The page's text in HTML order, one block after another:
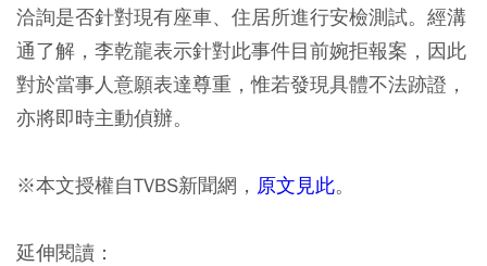
洽詢是否針對現有座車、住居所進行安檢測試。經溝
通了解，李乾龍表示針對此事件目前婉拒報案，因此
對於當事人意願表達尊重，惟若發現具體不法跡證，
亦將即時主動偵辦。
※本文授權自TVBS新聞網， 原文見此。
延伸閱讀：